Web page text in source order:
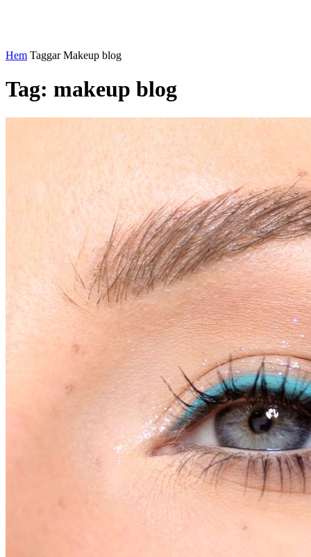
Hem Taggar Makeup blog
Tag: makeup blog